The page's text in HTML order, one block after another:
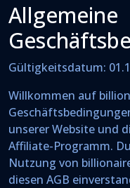
Allgemeine
Gültigkeitsdatum:
Willkommen auf
unserer Website und
Affiliate-Programm.
Nutzung von
diesen AGB